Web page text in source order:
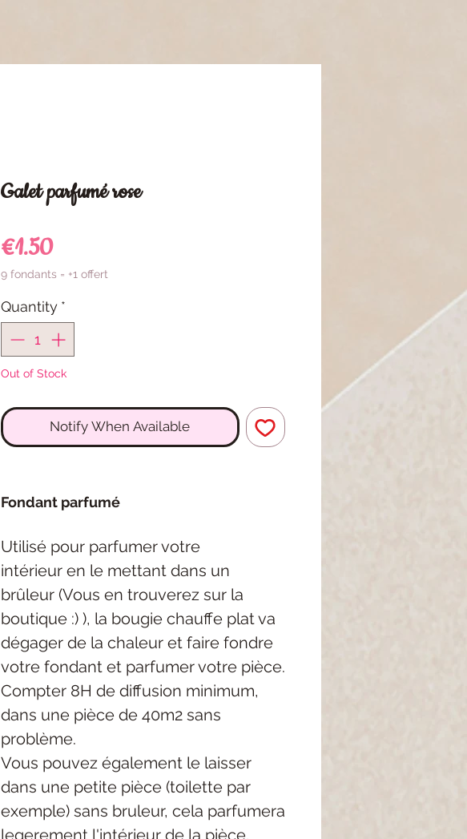
Galet parfumé rose
€1.50Price
9 fondants = +1 offert
Quantity *
Out of Stock
Notify When Available
Fondant parfumé
Utilisé pour parfumer votre
intérieur en le mettant dans un
brûleur (Vous en trouverez sur la
boutique :) ), la bougie chauffe plat va
dégager de la chaleur et faire fondre
votre fondant et parfumer votre pièce.
Compter 8H de diffusion minimum,
dans une pièce de 40m2 sans
problème.
Vous pouvez également le laisser
dans une petite pièce (toilette par
exemple) sans bruleur, cela parfumera
legerement l'intérieur de la pièce.